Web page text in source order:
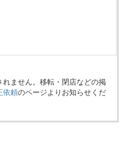
ません。移転・閉店などの掲
依頼のページよりお知らせくだ